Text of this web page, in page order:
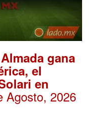
gana
el
en
Agosto, 2026